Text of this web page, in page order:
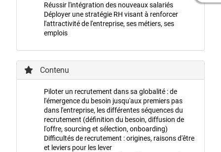
Réussir l'intégration des nouveaux salariés
Déployer une stratégie RH visant à renforcer
l'attractivité de l'entreprise, ses métiers, ses
emplois
Contenu
Piloter un recrutement dans sa globalité : de
l'émergence du besoin jusqu'aux premiers pas
dans l'entreprise, les différentes séquences du
recrutement (définition du besoin, diffusion de
l'offre, sourcing et sélection, onboarding)
Difficultés de recrutement : origines, raisons d'être
et leviers pour les lever